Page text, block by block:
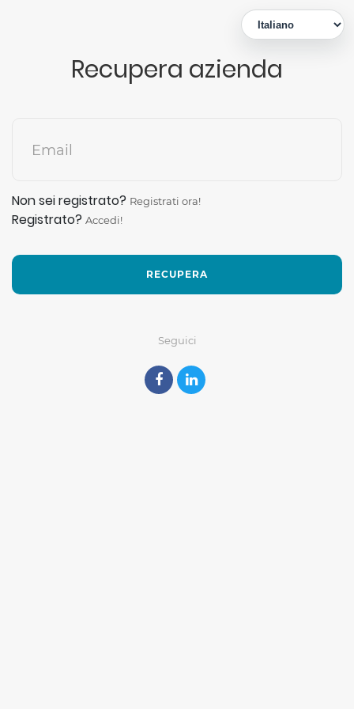
Recupera azienda
Email
Non sei registrato? Registrati ora!
Registrato? Accedi!
RECUPERA
Seguici